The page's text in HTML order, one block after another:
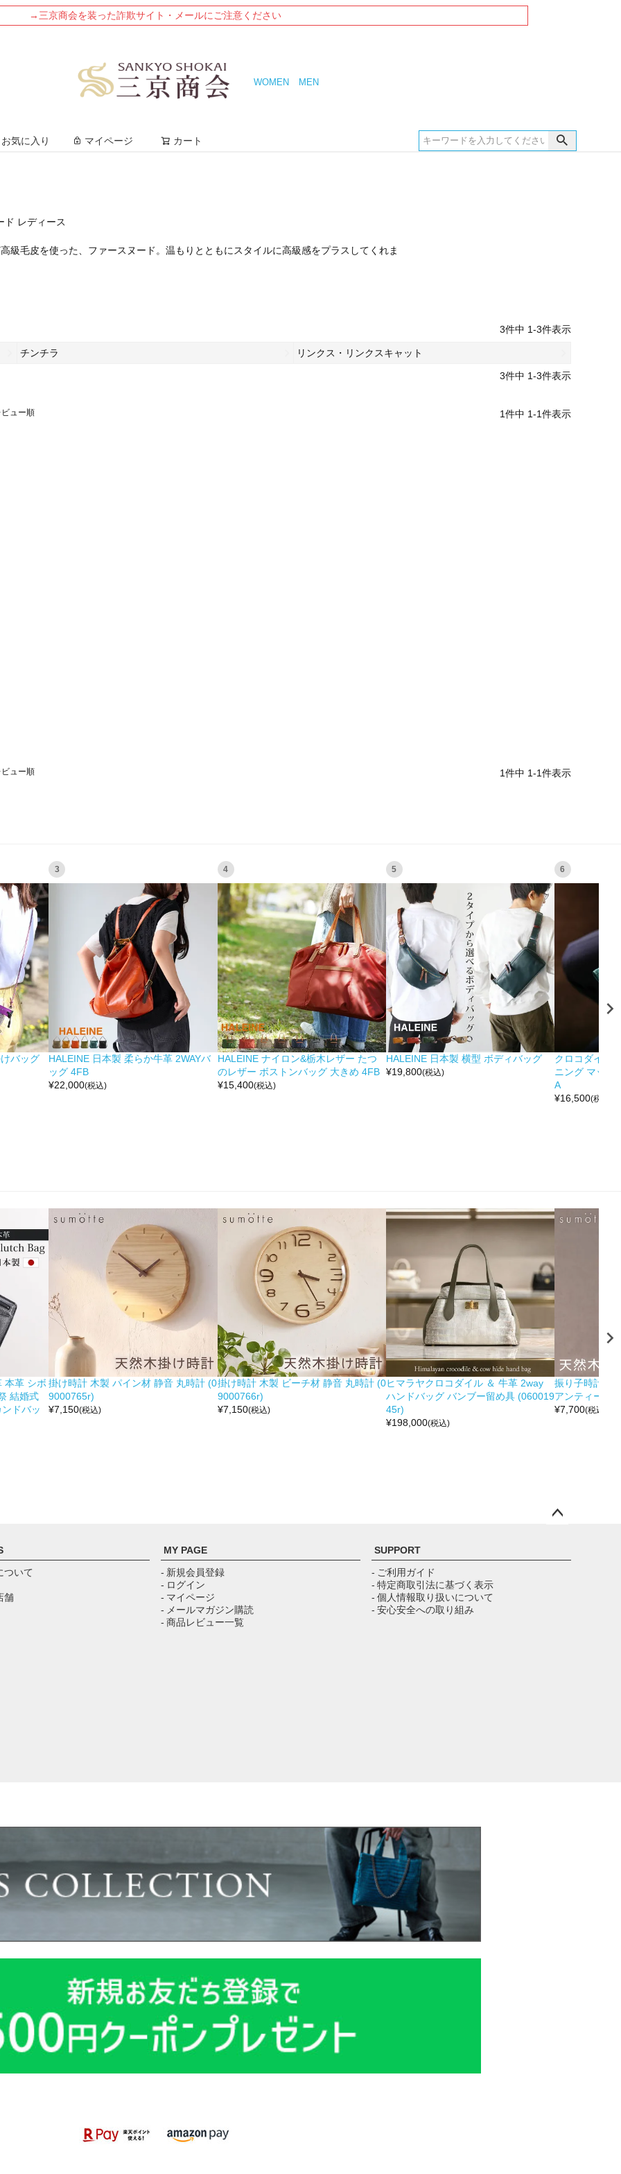
→三京商会を装った詐欺サイト・メールにご注意ください
WOMEN MEN
お気に入り マイページ カート
ド レディース
級毛皮を使った、ファースヌード。温もりとともにスタイルに高級感をプラスしてくれま
3件中 1-3件表示
チンチラ リンクス・リンクスキャット
3件中 1-3件表示
ュー順 1件中 1-1件表示
ュー順 1件中 1-1件表示
バッグ
3
HALEINE 日本製 柔らか牛革 2WAYバ
ッグ 4FB
¥22,000(税込)
4
HALEINE ナイロン&栃木レザー たつ
のレザー ボストンバッグ 大きめ 4FB
¥15,400(税込)
5
HALEINE 日本製 横型 ボディバッグ
¥19,800(税込)
6
クロコダイル
ニング マット
A
¥16,500(税込)
本革 シボ
結婚式
ドバッ
掛け時計 木製 パイン材 静音 丸時計 (0
9000765r)
¥7,150(税込)
掛け時計 木製 ビーチ材 静音 丸時計 (0
9000766r)
¥7,150(税込)
ヒマラヤクロコダイル ＆ 牛革 2way
ハンドバッグ バンブー留め具 (060019
45r)
¥198,000(税込)
振り子時計 木
アンティーク
¥7,700(税込)
ップ
ついて
舗
MY PAGE
- 新規会員登録
- ログイン
- マイページ
- メールマガジン購読
- 商品レビュー一覧
SUPPORT
- ご利用ガイド
- 特定商取引法に基づく表示
- 個人情報取り扱いについて
- 安心安全への取り組み